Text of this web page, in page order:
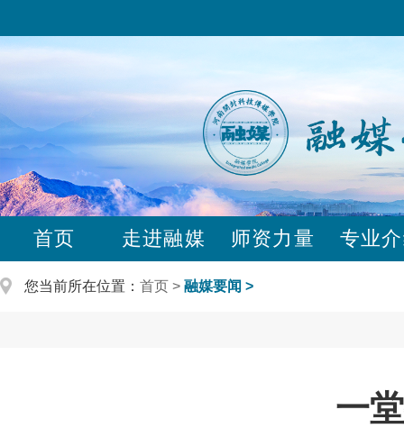
首页 走进融媒 师资力量 专业
您当前所在位置： 首页 融媒要闻
一